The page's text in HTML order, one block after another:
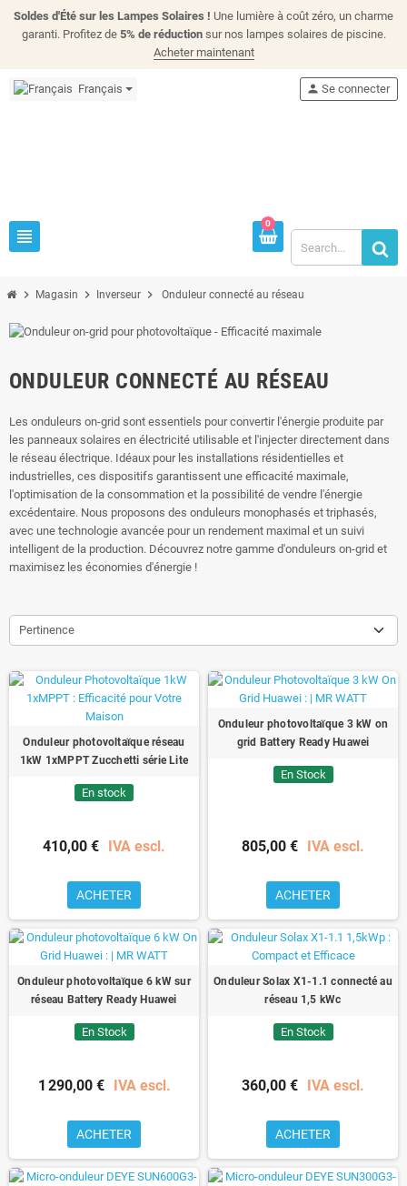
Soldes d'Été sur les Lampes Solaires ! Une lumière à coût zéro, un charme
garanti. Profitez de 5% de réductionsur nos lampes solaires de piscine.
Acheter maintenant
Français
view_headline
person Se connecter
0
chevron_right Magasin chevron_right Inverseur chevron_right Onduleur connecté au réseau
ONDULEUR CONNECTÉ AU RÉSEAU
Les onduleurs on-grid sont essentiels pour convertir l'énergie produite par
les panneaux solaires en électricité utilisable et l'injecter directement dans
le réseau électrique. Idéaux pour les installations résidentielles et
industrielles, ces dispositifs garantissent une efficacité maximale,
l'optimisation de la consommation et la possibilité de vendre l'énergie
excédentaire. Nous proposons des onduleurs monophasés et triphasés,
avec une technologie avancée pour un rendement maximal et un suivi
intelligent de la production. Découvrez notre gamme d'onduleurs on-grid et
maximisez les économies d'énergie !
Pertinence
Onduleur photovoltaïque réseau
1kW 1xMPPT Zucchetti série Lite
En stock
410,00 € IVA escl.
ACHETER
Onduleur photovoltaïque 3 kW on
grid Battery Ready Huawei
En Stock
805,00 € IVA escl.
ACHETER
Onduleur photovoltaïque 6 kW sur
réseau Battery Ready Huawei
En Stock
1 290,00 € IVA escl.
ACHETER
Onduleur Solax X1-1.1 connecté au
réseau 1,5 kWc
En Stock
360,00 € IVA escl.
ACHETER